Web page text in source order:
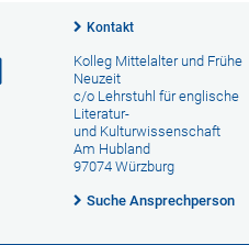
Kontakt
Kolleg Mittelalter und Frühe
Neuzeit
c/o Lehrstuhl für englische
Literatur-
und Kulturwissenschaft
Am Hubland
97074 Würzburg
Suche Ansprechperson